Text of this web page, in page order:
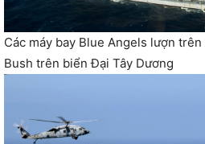
Các máy bay Blue Angels lượn trên
Bush trên biển Đại Tây Dương